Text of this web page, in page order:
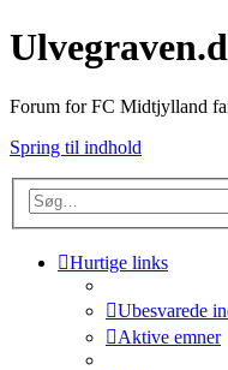
Forum for FC Midtjylland
Spring til indhold
Hurtige links
Ubesvarede
Aktive emner